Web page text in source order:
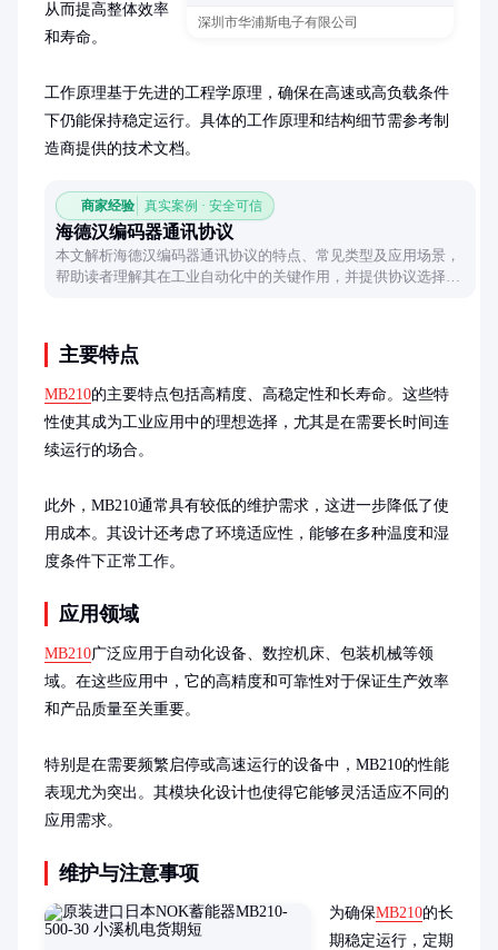
深圳市华浦斯电子有限公司
从而提高整体效率
和寿命。
工作原理基于先进的工程学原理，确保在高速或高负载条件
下仍能保持稳定运行。具体的工作原理和结构细节需参考制
造商提供的技术文档。
商家经验 真实案例 · 安全可信
海德汉编码器通讯协议
本文解析海德汉编码器通讯协议的特点、常见类型及应用场景，
帮助读者理解其在工业自动化中的关键作用，并提供协议选择的
主要特点
MB210的主要特点包括高精度、高稳定性和长寿命。这些特
性使其成为工业应用中的理想选择，尤其是在需要长时间连
续运行的场合。
此外，MB210通常具有较低的维护需求，这进一步降低了使
用成本。其设计还考虑了环境适应性，能够在多种温度和湿
度条件下正常工作。
应用领域
MB210广泛应用于自动化设备、数控机床、包装机械等领
域。在这些应用中，它的高精度和可靠性对于保证生产效率
和产品质量至关重要。
特别是在需要频繁启停或高速运行的设备中，MB210的性能
表现尤为突出。其模块化设计也使得它能够灵活适应不同的
应用需求。
维护与注意事项
为确保MB210的长
期稳定运行，定期